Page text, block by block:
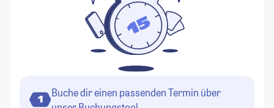
1
Buche dir einen passenden Termin über